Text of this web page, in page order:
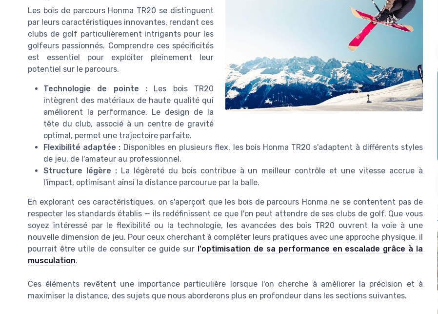
Les bois de parcours Honma TR20 se distinguent
par leurs caractéristiques innovantes, rendant ces
clubs de golf particulièrement intrigants pour les
golfeurs passionnés. Comprendre ces spécificités
est essentiel pour exploiter pleinement leur
potentiel sur le parcours.
Technologie de pointe : Les bois TR20
intègrent des matériaux de haute qualité qui
améliorent la performance. Le design de la
tête du club, associé à un centre de gravité
optimal, permet une trajectoire parfaite.
Flexibilité adaptée : Disponibles en plusieurs flex, les bois Honma TR20 s'adaptent à différents styles
de jeu, de l'amateur au professionnel.
Structure légère :La légèreté du bois contribue à un meilleur contrôle et une vitesse accrue à
l'impact, optimisant ainsi la distance parcourue par la balle.
En explorant ces caractéristiques, on s'aperçoit que les bois de parcours Honma ne se contentent pas de
respecter les standards établis — ils redéfinissent ce que l'on peut attendre de ses clubs de golf. Que vous
soyez intéressé par le flexibilité ou la technologie, les avancées des bois TR20 ouvrent la voie à une
nouvelle dimension de jeu. Pour ceux cherchant à compléter leurs pratiques avec une approche physique, il
pourrait être utile de consulter ce guide sur l'optimisation de sa performance en escalade grâce à la
musculation.
Ces éléments revêtent une importance particulière lorsque l'on cherche à améliorer la précision et à
maximiser la distance, des sujets que nous aborderons plus en profondeur dans les sections suivantes.